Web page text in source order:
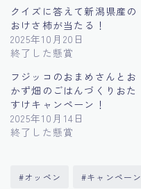
クイズに答えて新潟県産の
おけさ柿が当たる！
2025年10月20日
終了した懸賞
フジッコのおまめさんとお
かず畑のごはんづくりおた
すけキャンペーン！
2025年10月14日
終了した懸賞
#オッペン #キャンペーン